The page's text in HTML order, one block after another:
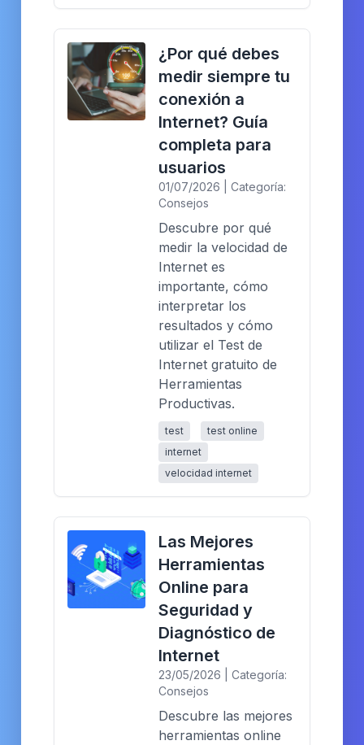
¿Por qué debes
medir siempre tu
conexión a
Internet? Guía
completa para
usuarios
01/07/2026 | Categoría:
Consejos
Descubre por qué
medir la velocidad de
Internet es
importante, cómo
interpretar los
resultados y cómo
utilizar el Test de
Internet gratuito de
Herramientas
Productivas.
test
test online
internet
velocidad internet
Las Mejores
Herramientas
Online para
Seguridad y
Diagnóstico de
Internet
23/05/2026 | Categoría:
Consejos
Descubre las mejores
herramientas online